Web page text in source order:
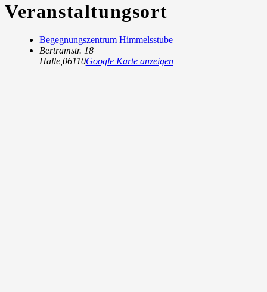
Veranstaltungsort
Begegnungszentrum Himmelsstube
Bertramstr. 18
Halle, 06110Google Karte anzeigen